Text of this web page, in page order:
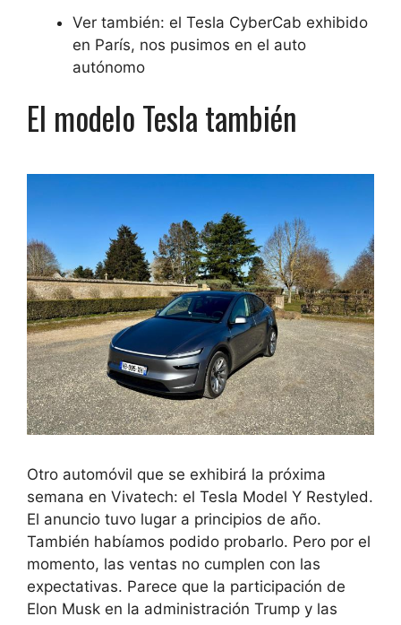
Ver también: el Tesla CyberCab exhibido
en París, nos pusimos en el auto
autónomo
El modelo Tesla también
Otro automóvil que se exhibirá la próxima
semana en Vivatech: el Tesla Model Y Restyled.
El anuncio tuvo lugar a principios de año.
También habíamos podido probarlo. Pero por el
momento, las ventas no cumplen con las
expectativas. Parece que la participación de
Elon Musk en la administración Trump y las